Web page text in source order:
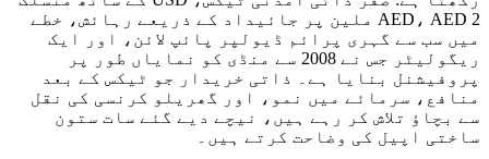
AED، AED 2 ملین پر جائیداد کے ذریعے رہائش، خطے
سے گہری پرائم ڈیولپر پائپ لائن، اور ایک
ریگولیٹر جس نے 2008 سے منڈی کو نمایاں طور پر
بنایا ہے۔ ذاتی خریدار جو ٹیکس کے بعد
سرمائے میں نمو، اور گھریلو کرنسی کی نقل
تلاش کر رہے ہیں، نیچے دیے گئے سات ستون
اپیل کی وضاحت کرتے ہیں۔